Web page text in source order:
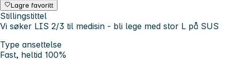
Lagre favoritt
Stillingstittel
Vi søker LIS 2/3 til medisin - bli lege med stor L på SUS
Type ansettelse
Fast, heltid 100%